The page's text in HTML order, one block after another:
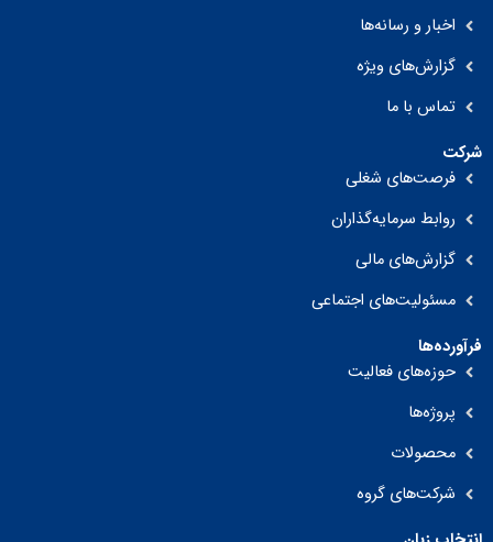
اخبار و رسانه‌ها
گزارش‌های ویژه
تماس با ما
شرکت
فرصت‌های شغلی
روابط سرمایه‌گذاران
گزارش‌های مالی
مسئولیت‌های اجتماعی
فرآورده‌ها
حوزه‌های فعالیت
پروژه‌ها
محصولات
شرکت‌های گروه